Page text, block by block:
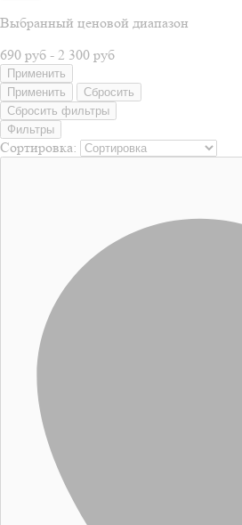
Выбранный ценовой диапазон
690 руб - 2 300 руб
Применить
Применить
Сбросить
Сбросить фильтры
Фильтры
Сортировка: